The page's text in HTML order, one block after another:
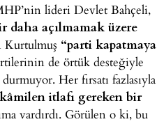
lideri Devlet Bahçeli,
daha açılmamak üzere
Kurtulmuş “parti kapatmaya
de örtük desteğiyle
Her fırsatı fazlasıyla
itlafı gereken bir
vardırdı. Görülen o ki, bu